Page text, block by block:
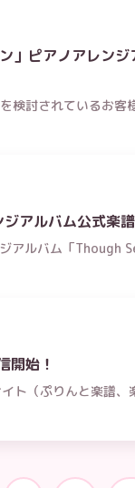
」ピアノアレン
検討されているお
アルバム公式楽
アルバム「
始！
ト（ぷりんと楽譜